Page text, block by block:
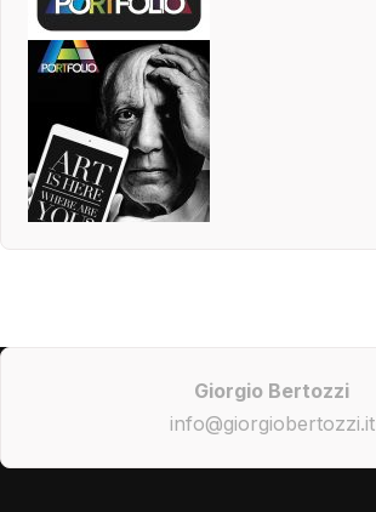
Giorgio Bertozzi
info@giorgiobertozzi.it